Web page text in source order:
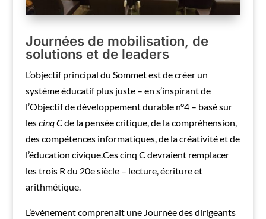
Journées de mobilisation, de
solutions et de leaders
L’objectif principal du Sommet est de créer un
système éducatif plus juste – en s’inspirant de
l’Objectif de développement durable n°4 – basé sur
lescinq Cde la pensée critique, de la compréhension,
des compétences informatiques, de la créativité et de
l’éducation civique.Ces cinq C devraient remplacer
les trois R du 20e siècle – lecture, écriture et
arithmétique.
L’événement comprenait une Journée des dirigeants